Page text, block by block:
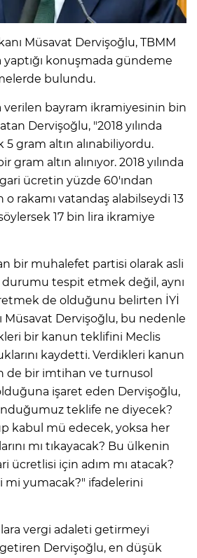
Müsavat Dervişoğlu, TBMM
yaptığı konuşmada gündeme
bulundu.
verilen bayram ikramiyesinin bin
Dervişoğlu, "2018 yılında
5 gram altın alınabiliyordu.
gram altın alınıyor. 2018 yılında
ücretin yüzde 60'ından
o rakamı vatandaş alabilseydi 13
17 bin lira ikramiye
bir muhalefet partisi olarak asli
tespit etmek değil, aynı
de olduğunu belirten İYİ
Müsavat Dervişoğlu, bu nedenle
bir kanun teklifini Meclis
kaydetti. Verdikleri kanun
de bir imtihan ve turnusol
işaret eden Dervişoğlu,
teklife ne diyecek?
kabul mü edecek, yoksa her
mı tıkayacak? Bu ülkenin
ücretlisi için adım mı atacak?
mi yumacak?" ifadelerini
vergi adaleti getirmeyi
Dervişoğlu, en düşük